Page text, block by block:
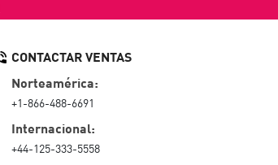
CONTACTAR VENTAS
Norteamérica:
+1-866-488-6691
Internacional:
+44-125-333-5558